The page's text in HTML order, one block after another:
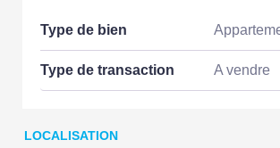
Type de bien
Type de transaction A vendre
LOCALISATION